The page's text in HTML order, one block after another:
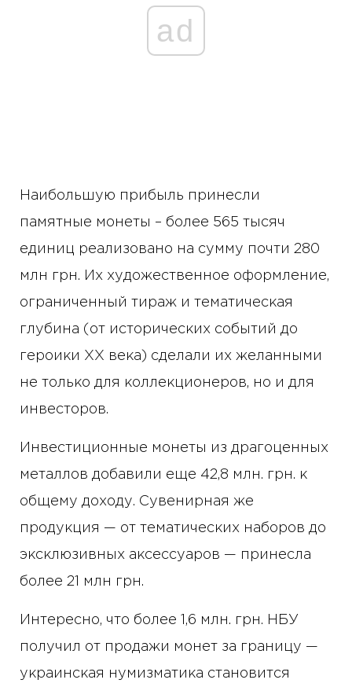
ad
Наибольшую прибыль принесли
памятные монеты – более 565 тысяч
единиц реализовано на сумму почти 280
млн грн. Их художественное оформление,
ограниченный тираж и тематическая
глубина (от исторических событий до
героики ХХ века) сделали их желанными
не только для коллекционеров, но и для
инвесторов.
Инвестиционные монеты из драгоценных
металлов добавили еще 42,8 млн. грн. к
общему доходу. Сувенирная же
продукция — от тематических наборов до
эксклюзивных аксессуаров — принесла
более 21 млн грн.
Интересно, что более 1,6 млн. грн. НБУ
получил от продажи монет за границу —
украинская нумизматика становится